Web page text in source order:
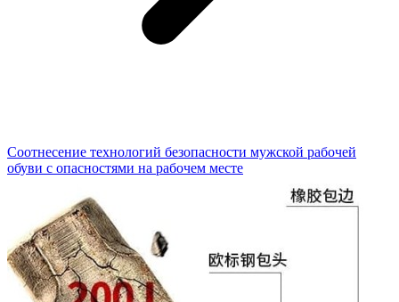
Соотнесение технологий безопасности мужской рабочей
обуви с опасностями на рабочем месте